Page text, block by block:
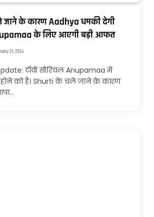
के कारण Aadhya धमकी देगी
के लिए आएगी बड़ी आफत
21, 2024
टीवी सीरियल Anupamaa में
होने को है। Shurti के चले जाने के कारण